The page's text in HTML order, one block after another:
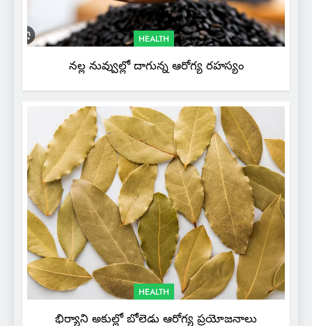
HEALTH
నల్ల నువ్వుల్లో దాగున్న ఆరోగ్య రహస్యం
HEALTH
భిర్యాని అకుల్లో బోలెడు ఆరోగ్య ప్రయోజనాలు